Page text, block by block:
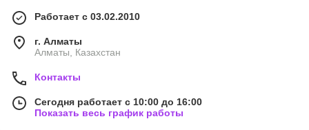
Работает с 03.02.2010
г. Алматы
Алматы, Казахстан
Контакты
Сегодня работает с 10:00 до 16:00
Показать весь график работы